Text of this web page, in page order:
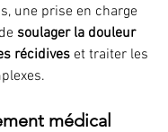
une prise en charge
soulager la douleur
récidives et traiter les
médical